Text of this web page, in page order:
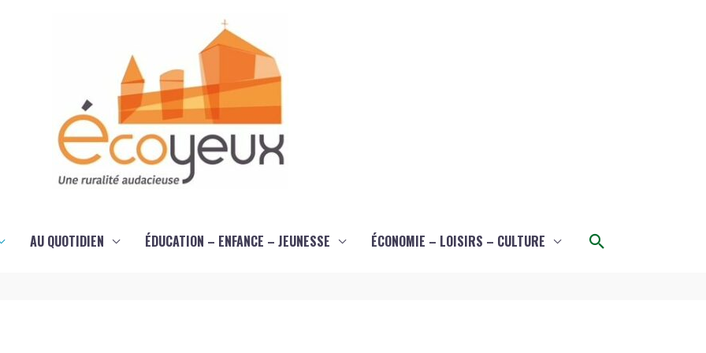
AU QUOTIDIEN ÉDUCATION – ENFANCE – JEUNESSE ÉCONOMIE – LOISIRS – CULTURE Rechercher